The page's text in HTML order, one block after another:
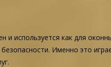
и используется как для
Именно это